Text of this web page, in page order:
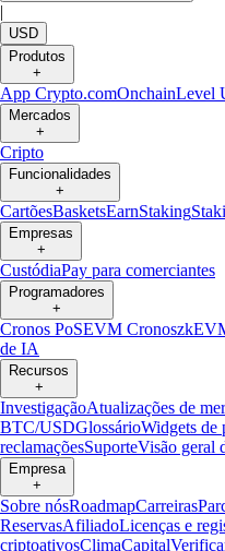
|
USD
Produtos
+
App Crypto.comOnchainLevel
Mercados
+
Cripto
Funcionalidades
+
CartõesBasketsEarnStaking
Empresas
+
CustódiaPay para comerciantes
Programadores
+
Cronos PoSEVM Cronos
de IA
Recursos
+
InvestigaçãoAtualizações de
BTC/USDGlossárioWidgets de
reclamaçõesSuporteVisão geral
Empresa
+
Sobre nósRoadmapCarreiras
ReservasAfiliadoLicenças e
criptoativosClimaCapital